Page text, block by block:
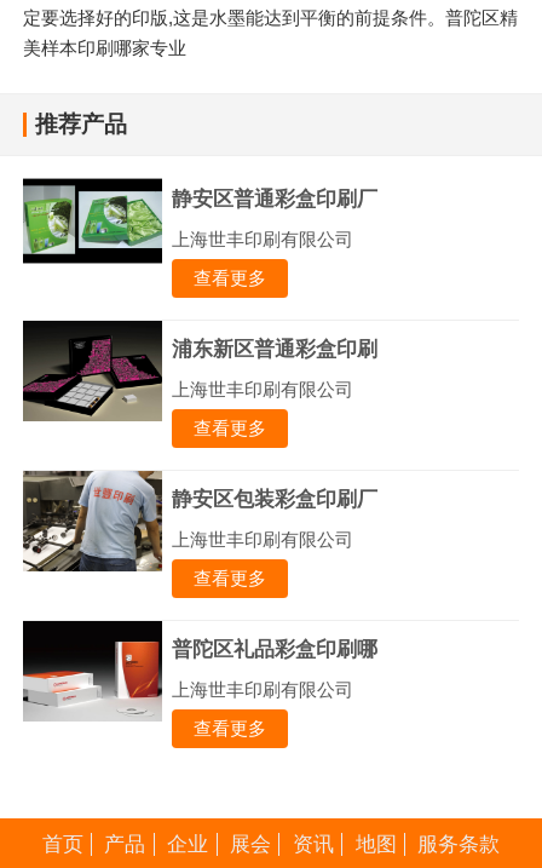
定要选择好的印版,这是水墨能达到平衡的前提条件。普陀区精
美样本印刷哪家专业
推荐产品
静安区普通彩盒印刷厂
上海世丰印刷有限公司
查看更多
浦东新区普通彩盒印刷
上海世丰印刷有限公司
查看更多
静安区包装彩盒印刷厂
上海世丰印刷有限公司
查看更多
普陀区礼品彩盒印刷哪
上海世丰印刷有限公司
查看更多
首页 产品 企业 展会 资讯 地图 服务条款